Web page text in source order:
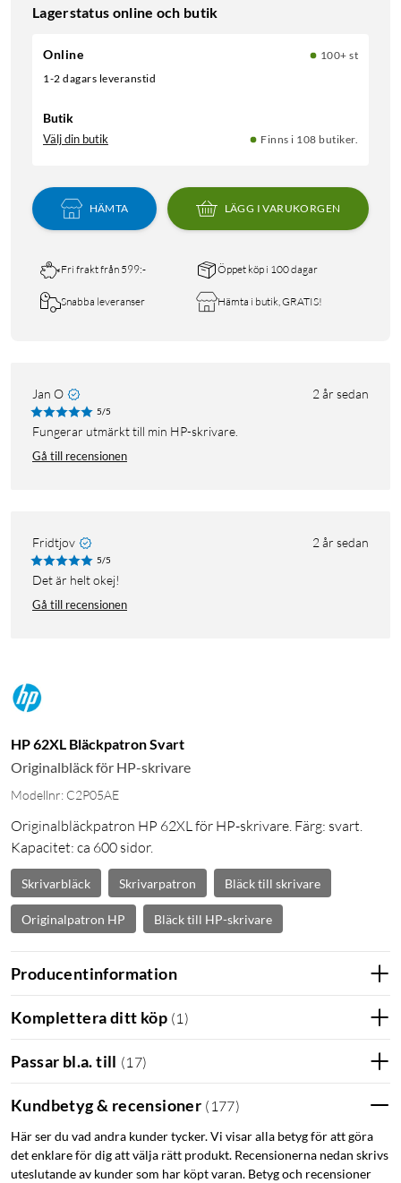
Lagerstatus online och butik
Online
100+ st
1-2 dagars leveranstid
Butik
Välj din butik Finns i 108 butiker.
HÄMTA LÄGG I VARUKORGEN
Fri frakt från 599:- Öppet köp i 100 dagar
Snabba leveranser Hämta i butik, GRATIS!
Jan O 2 år sedan
5/5
Fungerar utmärkt till min HP-skrivare.
Gå till recensionen
Fridtjov 2 år sedan
5/5
Det är helt okej!
Gå till recensionen
HP 62XL Bläckpatron Svart
Originalbläck för HP-skrivare
Modellnr: C2P05AE
Originalbläckpatron HP 62XL för HP-skrivare. Färg: svart.
Kapacitet: ca 600 sidor.
Skrivarbläck Skrivarpatron Bläck till skrivare
Originalpatron HP Bläck till HP-skrivare
Producentinformation
Komplettera ditt köp (1 )
Passar bl.a. till (17)
Kundbetyg & recensioner ( 177)
Här ser du vad andra kunder tycker. Vi visar alla betyg för att göra
det enklare för dig att välja rätt produkt. Recensionerna nedan skrivs
uteslutande av kunder som har köpt varan. Betyg och recensioner